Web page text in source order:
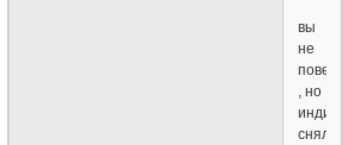
вы
не
, но
сняли